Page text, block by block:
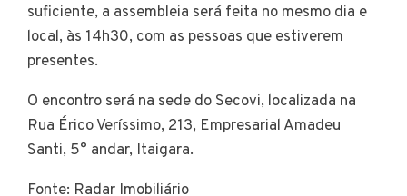
suficiente, a assembleia será feita no mesmo dia e
local, às 14h30, com as pessoas que estiverem
presentes.
O encontro será na sede do Secovi, localizada na
Rua Érico Veríssimo, 213, Empresarial Amadeu
Santi, 5° andar, Itaigara.
Fonte: Radar Imobiliário